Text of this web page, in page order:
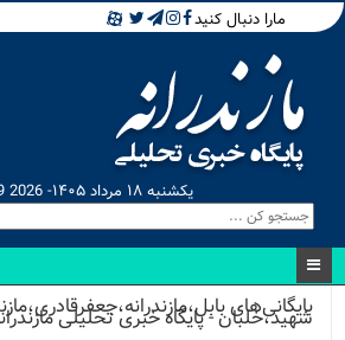
مارا دنبال کنید
یکشنبه ۱۸ مرداد ۱۴۰۵- Aug 9 2026
بایگانی‌های
شهید،خلبان - پایگاه خبری تحلیلی